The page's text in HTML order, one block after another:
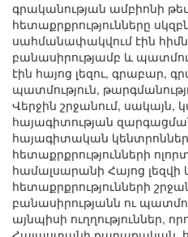
գրականության ամբիոնի
հետաքրքրությունները
սահմանափակվում էին
բանասիրությամբ և
էին հայոց լեզու, գրաբար,
պատմություն,
Վերջին շրջանում, սակայն,
հայագիտության
հայագիտական
հետաքրքրությունների
համալսարանի Հայոց
հետաքրքրությունների
բանասիրությանն ու
այնպիսի ուղղություններ,